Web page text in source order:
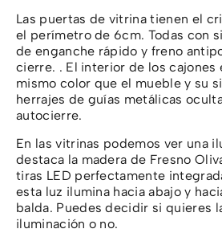
Las puertas de vitrina tienen el
el perímetro de 6cm. Todas con
de enganche rápido y freno
cierre. . El interior de los cajones
mismo color que el mueble y su
herrajes de guías metálicas
autocierre.
En las vitrinas podemos ver una
destaca la madera de Fresno
tiras LED perfectamente
esta luz ilumina hacia abajo y
balda. Puedes decidir si quieres
iluminación o no.